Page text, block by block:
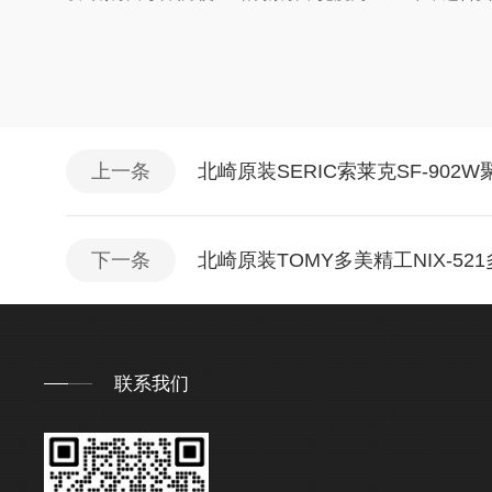
上一条 北崎原装SERIC索莱克SF-902W
下一条 北崎原装TOMY多美精工NIX-
联系我们